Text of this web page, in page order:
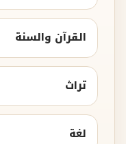
القرآن والسنة
تراث
لغة